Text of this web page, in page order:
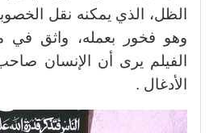
الظل، الذي يمكنه نقل
وهو فخور بعمله، واثق في
الفيلم يرى أن الإنسان
الأدغال .